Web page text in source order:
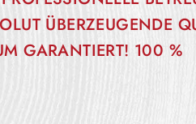
ÜBERZEUGENDE
GARANTIERT! 100 %